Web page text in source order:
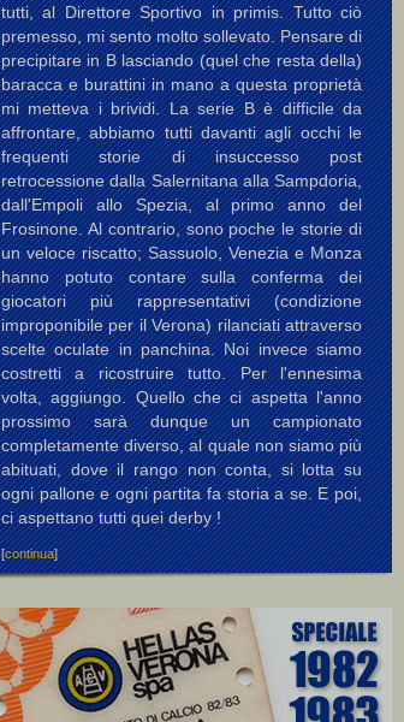
tutti, al Direttore Sportivo in primis. Tutto ciò
premesso, mi sento molto sollevato. Pensare di
precipitare in B lasciando (quel che resta della)
baracca e burattini in mano a questa proprietà
mi metteva i brividi. La serie B è difficile da
affrontare, abbiamo tutti davanti agli occhi le
frequenti storie di insuccesso post
retrocessione dalla Salernitana alla Sampdoria,
dall'Empoli allo Spezia, al primo anno del
Frosinone. Al contrario, sono poche le storie di
un veloce riscatto; Sassuolo, Venezia e Monza
hanno potuto contare sulla conferma dei
giocatori più rappresentativi (condizione
improponibile per il Verona) rilanciati attraverso
scelte oculate in panchina. Noi invece siamo
costretti a ricostruire tutto. Per l'ennesima
volta, aggiungo. Quello che ci aspetta l'anno
prossimo sarà dunque un campionato
completamente diverso, al quale non siamo più
abituati, dove il rango non conta, si lotta su
ogni pallone e ogni partita fa storia a se. E poi,
ci aspettano tutti quei derby !
[continua]